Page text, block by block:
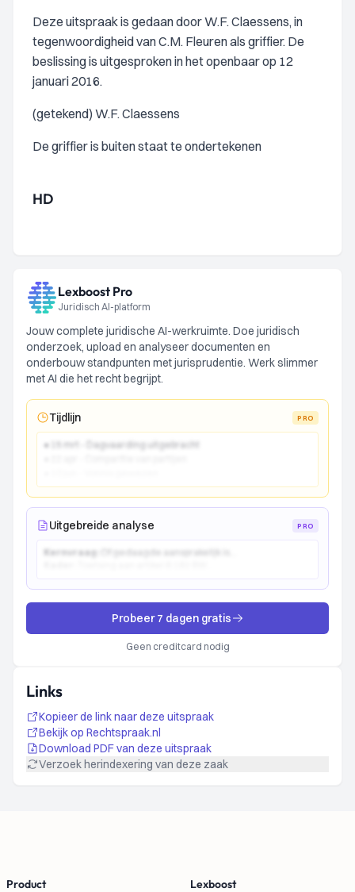
Deze uitspraak is gedaan door W.F. Claessens, in
tegenwoordigheid van C.M. Fleuren als griffier. De
beslissing is uitgesproken in het openbaar op 12
januari 2016.
(getekend) W.F. Claessens
De griffier is buiten staat te ondertekenen
HD
Lexboost Pro
Juridisch AI-platform
Jouw complete juridische AI-werkruimte. Doe juridisch
onderzoek, upload en analyseer documenten en
onderbouw standpunten met jurisprudentie. Werk slimmer
met AI die het recht begrijpt.
Tijdlijn PRO
● 15 mrt - Dagvaarding uitgebracht
Uitgebreide analyse PRO
Kernvraag:
Probeer 7 dagen gratis
Geen creditcard nodig
Links
Kopieer de link naar deze uitspraak
Bekijk op Rechtspraak.nl
Download PDF van deze uitspraak
Verzoek herindexering van deze zaak
Product Lexboost